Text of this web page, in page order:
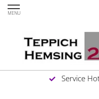
MENU
Service